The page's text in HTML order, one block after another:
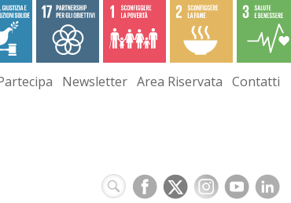
Newsletter Area Riservata Contatti